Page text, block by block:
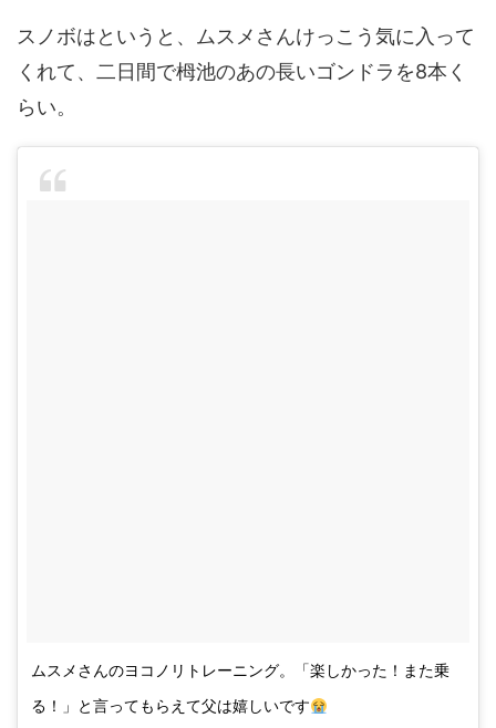
スノボはというと、ムスメさんけっこう気に入って
くれて、二日間で栂池のあの長いゴンドラを8本く
らい。
ムスメさんのヨコノリトレーニング。「楽しかった！また乗
る！」と言ってもらえて父は嬉しいです